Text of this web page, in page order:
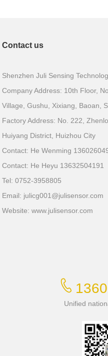
Contact us
Shenzhen Juli Sensing
Company Address: 10th Floor,
Village, Gushu, Xixiang, Baoan,
Factory Address: No. 222,
Huiyang District, Huizhou City
Contact: He Wenming
Contact: He Heyu 13632504191
Tel: 0752-3958805
Email: julicg001@julisensor.com
Website: www.julisensor.com
Unified